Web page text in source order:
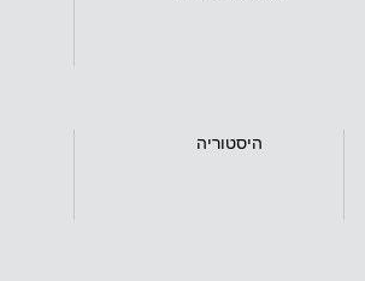
היסטוריה